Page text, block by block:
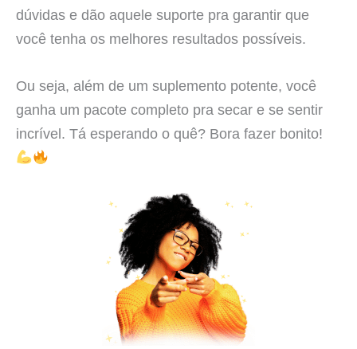
dúvidas e dão aquele suporte pra garantir que
você tenha os melhores resultados possíveis.
Ou seja, além de um suplemento potente, você
ganha um pacote completo pra secar e se sentir
incrível. Tá esperando o quê? Bora fazer bonito!